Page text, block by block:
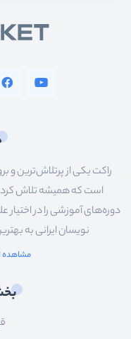
راکت یکی از پرتلاش‌ترین و
است که همیشه تلاش کرده
دوره‌های آموزشی را در اختیار
نویسان ایرانی به
مشاهده